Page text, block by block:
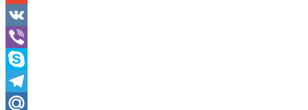
Gmail
VK
Viber
Skype
Telegram